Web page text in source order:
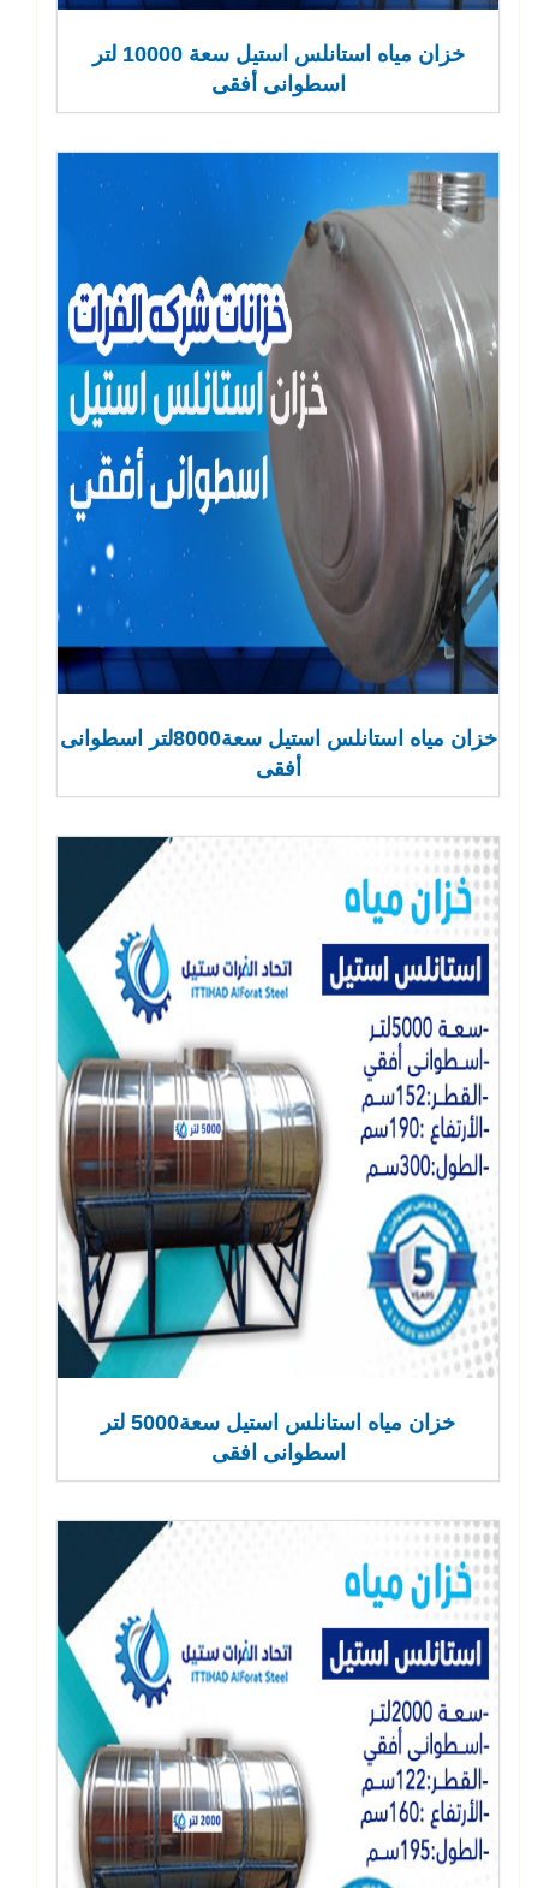
خزان مياه استانلس استيل سعة 10000 لتر
اسطوانى أفقى
خزان مياه استانلس استيل سعة8000لتر اسطوانى
أفقى
خزان مياه استانلس استيل سعة5000 لتر
اسطوانى افقى